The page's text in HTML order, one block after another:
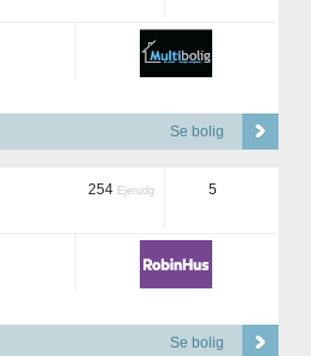
Se bolig
254 Ejerudg. 5
Se bolig